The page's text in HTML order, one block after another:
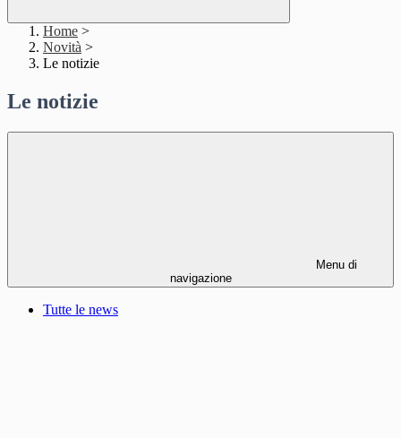
Home >
Novità >
Le notizie
Le notizie
Menu di
navigazione
Tutte le news